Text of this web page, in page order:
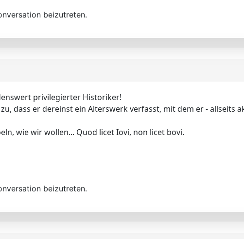
beizutreten.
privilegierter Historiker!
dass er dereinst ein Alterswerk verfasst, mit dem er - allseits
wie wir wollen... Quod licet Iovi, non licet bovi.
beizutreten.